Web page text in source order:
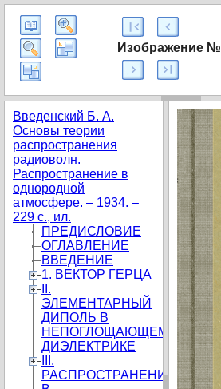
Изображение №
Введенский Б. А.
Основы теории
распространения
радиоволн.
Распространение в
однородной
атмосфере. – 1934. –
229 с., ил.
ПРЕДИСЛОВИЕ
ОГЛАВЛЕНИЕ
ВВЕДЕНИЕ
1. ВЕКТОР ГЕРЦА
II.
ЭЛЕМЕНТАРНЫЙ
ДИПОЛЬ В
НЕПОГЛОЩАЮЩЕМ
ДИЭЛЕКТРИКЕ
III.
РАСПРОСТРАНЕНИЕ